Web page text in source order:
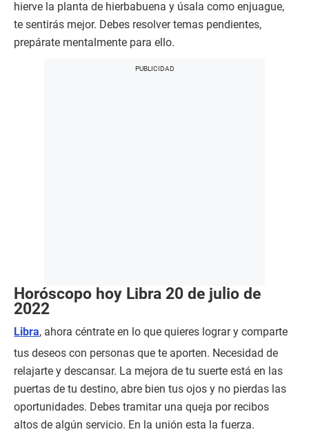
hierve la planta de hierbabuena y úsala como enjuague,
te sentirás mejor. Debes resolver temas pendientes,
prepárate mentalmente para ello.
Horóscopo hoy Libra 20 de julio de
2022
Libra, ahora céntrate en lo que quieres lograr y comparte
tus deseos con personas que te aporten. Necesidad de
relajarte y descansar. La mejora de tu suerte está en las
puertas de tu destino, abre bien tus ojos y no pierdas las
oportunidades. Debes tramitar una queja por recibos
altos de algún servicio. En la unión esta la fuerza.